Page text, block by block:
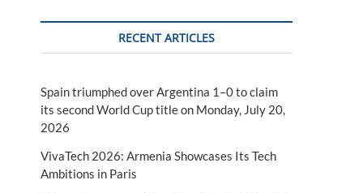
RECENT ARTICLES
Spain triumphed over Argentina 1–0 to claim
its second World Cup title on Monday, July 20,
2026
VivaTech 2026: Armenia Showcases Its Tech
Ambitions in Paris